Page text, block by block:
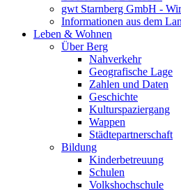
gwt Starnberg GmbH -
Informationen aus dem
Leben & Wohnen
Über Berg
Nahverkehr
Geografische Lage
Zahlen und Daten
Geschichte
Kulturspaziergang
Wappen
Städtepartnerschaft
Bildung
Kinderbetreuung
Schulen
Volkshochschule